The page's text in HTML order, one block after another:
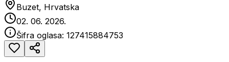
Buzet, Hrvatska
02. 06. 2026.
Šifra oglasa: 127415884753